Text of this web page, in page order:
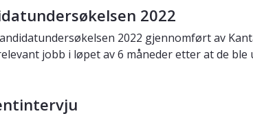
2022
2022 gjennomført av
jobb i løpet av 6 måneder etter at de